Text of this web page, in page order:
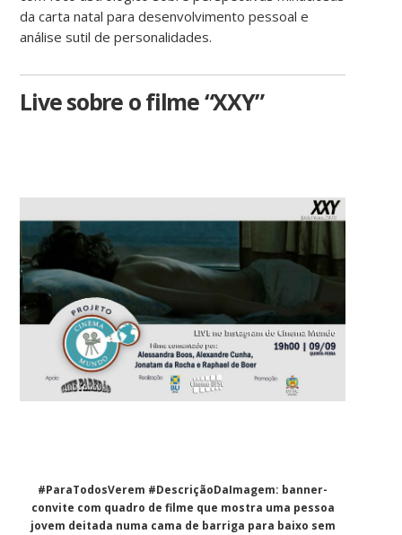
da carta natal para desenvolvimento pessoal e
análise sutil de personalidades.
Live sobre o filme “XXY”
#ParaTodosVerem #DescriçãoDaImagem: banner-
convite com quadro de filme que mostra uma pessoa
jovem deitada numa cama de barriga para baixo sem